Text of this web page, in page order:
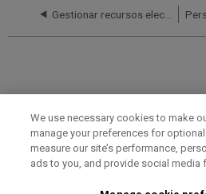
Gestionar recursos electrónicos en una red colaborativa
Term of Use Privacy Policy
We use necessary cookies to make
manage your preferences for
measure our site’s performance,
ads to you, and provide social media